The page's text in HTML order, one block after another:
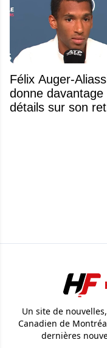
Félix Auger-
donne davantage
détails sur son
Un site de
Canadien de
dernières